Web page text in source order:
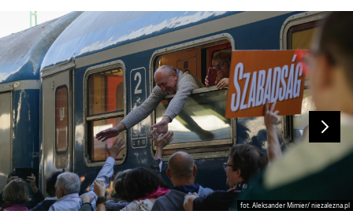
fot. Aleksander Mimier/ niezalezna.pl